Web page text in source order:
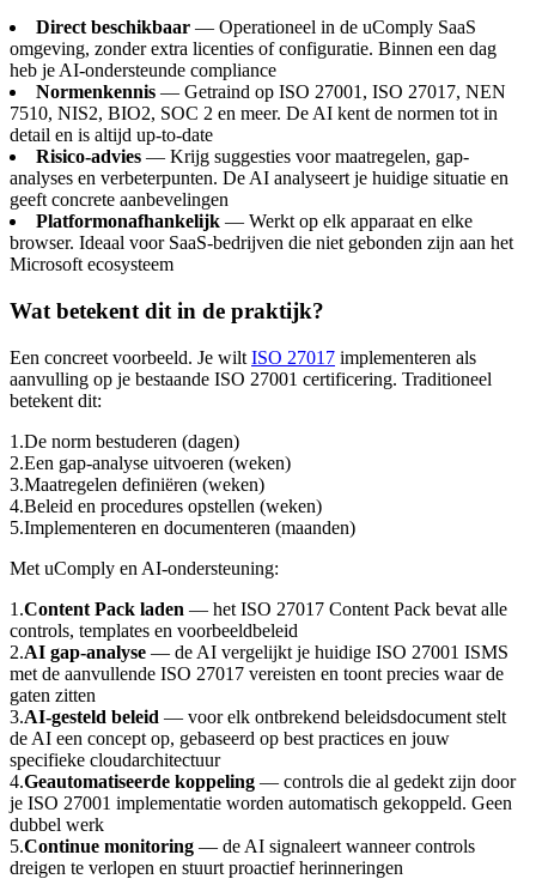
Direct beschikbaar — Operationeel in de uComply SaaS
omgeving, zonder extra licenties of configuratie. Binnen een dag
heb je AI-ondersteunde compliance
Normenkennis — Getraind op ISO 27001, ISO 27017, NEN
7510, NIS2, BIO2, SOC 2 en meer. De AI kent de normen tot in
detail en is altijd up-to-date
Risico-advies — Krijg suggesties voor maatregelen, gap-
analyses en verbeterpunten. De AI analyseert je huidige situatie en
geeft concrete aanbevelingen
Platformonafhankelijk — Werkt op elk apparaat en elke
browser. Ideaal voor SaaS-bedrijven die niet gebonden zijn aan het
Microsoft ecosysteem
Wat betekent dit in de praktijk?
Een concreet voorbeeld. Je wilt ISO 27017 implementeren als
aanvulling op je bestaande ISO 27001 certificering. Traditioneel
betekent dit:
1 .De norm bestuderen (dagen)
2.Een gap-analyse uitvoeren (weken)
3.Maatregelen definiëren (weken)
4.Beleid en procedures opstellen (weken)
5.Implementeren en documenteren (maanden)
Met uComply en AI-ondersteuning:
1 .Content Pack laden — het ISO 27017 Content Pack bevat alle
controls, templates en voorbeeldbeleid
2.AI gap-analyse — de AI vergelijkt je huidige ISO 27001 ISMS
met de aanvullende ISO 27017 vereisten en toont precies waar de
gaten zitten
3.AI-gesteld beleid — voor elk ontbrekend beleidsdocument stelt
de AI een concept op, gebaseerd op best practices en jouw
specifieke cloudarchitectuur
4.Geautomatiseerde koppeling — controls die al gedekt zijn door
je ISO 27001 implementatie worden automatisch gekoppeld. Geen
dubbel werk
5.Continue monitoring — de AI signaleert wanneer controls
dreigen te verlopen en stuurt proactief herinneringen